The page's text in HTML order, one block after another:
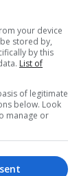
your device
stored by,
by this
List of
of legitimate
below. Look
manage or